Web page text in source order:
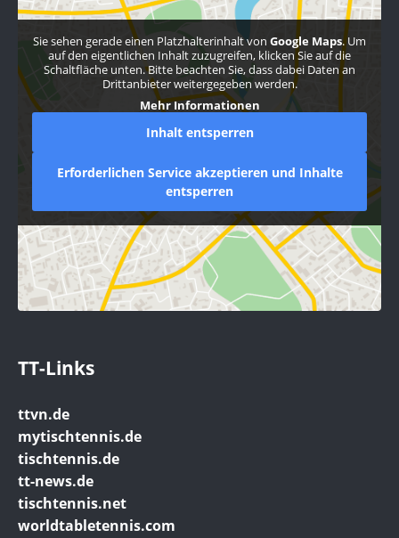
Sie sehen gerade einen Platzhalterinhalt von Google Maps. Um
auf den eigentlichen Inhalt zuzugreifen, klicken Sie auf die
Schaltfläche unten. Bitte beachten Sie, dass dabei Daten an
Drittanbieter weitergegeben werden.
Mehr Informationen
Inhalt entsperren
Erforderlichen Service akzeptieren und Inhalte
entsperren
TT-Links
ttvn.de
mytischtennis.de
tischtennis.de
tt-news.de
tischtennis.net
worldtabletennis.com